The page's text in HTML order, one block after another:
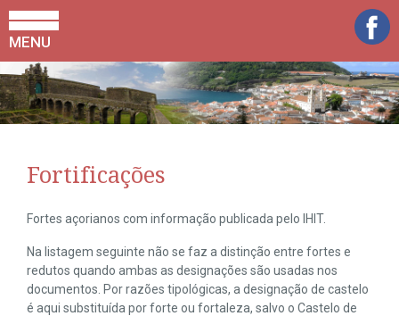
MENU
Fortificações
Fortes açorianos com informação publicada pelo IHIT.
Na listagem seguinte não se faz a distinção entre fortes e
redutos quando ambas as designações são usadas nos
documentos. Por razões tipológicas, a designação de castelo
é aqui substituída por forte ou fortaleza, salvo o Castelo de